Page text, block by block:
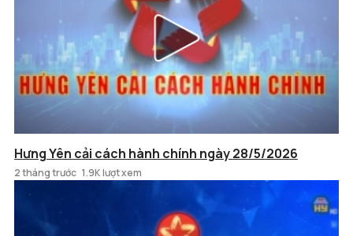
Hưng Yên cải cách hành chính ngày 28/5/2026
2 tháng trước 1.9K lượt xem